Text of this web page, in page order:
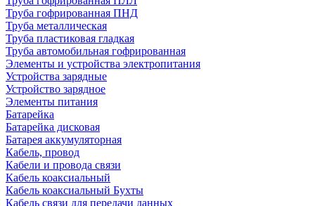
Труба гофрированная ПНД
Труба металлическая
Труба пластиковая гладкая
Труба автомобильная гофрированная
Элементы и устройства электропитания
Устройства зарядные
Устройство зарядное
Элементы питания
Батарейка
Батарейка дисковая
Батарея аккумуляторная
Кабель, провод
Кабели и провода связи
Кабель коаксиальный
Кабель коаксиальный Бухты
Кабель связи для передачи данных